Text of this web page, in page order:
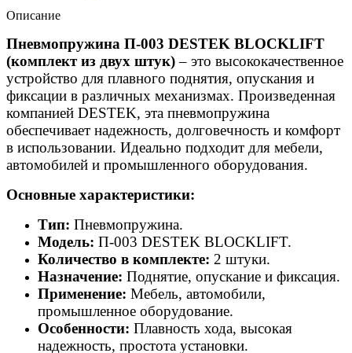
Описание
Пневмопружина П-003 DESTEK BLOCKLIFT
(комплект из двух штук)– это высококачественное
устройство для плавного поднятия, опускания и
фиксации в различных механизмах. Произведенная
компанией DESTEK, эта пневмопружина
обеспечивает надежность, долговечность и комфорт
в использовании. Идеально подходит для мебели,
автомобилей и промышленного оборудования.
Основные характеристики:
Тип: Пневмопружина.
Модель: П-003 DESTEK BLOCKLIFT.
Количество в комплекте: 2 штуки.
Назначение: Поднятие, опускание и фиксация.
Применение: Мебель, автомобили,
промышленное оборудование.
Особенности: Плавность хода, высокая
надежность, простота установки.